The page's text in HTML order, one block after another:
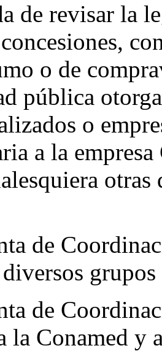
de revisar la
o de
pública
o
a la
de
grupos
de
la Conamed y